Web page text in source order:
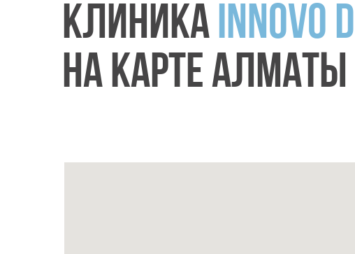
КЛИНИКАINNOVO
НА КАРТЕ АЛМАТЫ